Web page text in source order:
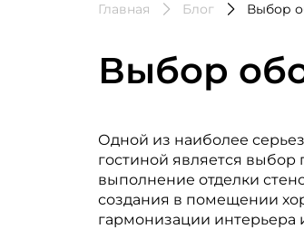
Фотообои, Панно
Плинтус потолочный
Самоклеющаяся пленка
Стикеры
Главная Блог Выбор
Выбор
Одной из наиболее
гостиной является выбор
выполнение отделки
создания в помещении
гармонизации интерьера